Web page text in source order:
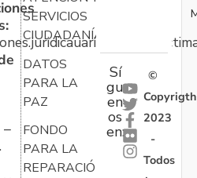
–
SERVICIOS
CIUDADANÍA
DATOS
PARA LA
PAZ
FONDO
PARA LA
REPARACIÓN
Sí
gu
en
os
en:
©
Copyrigth
2023
-
Todos